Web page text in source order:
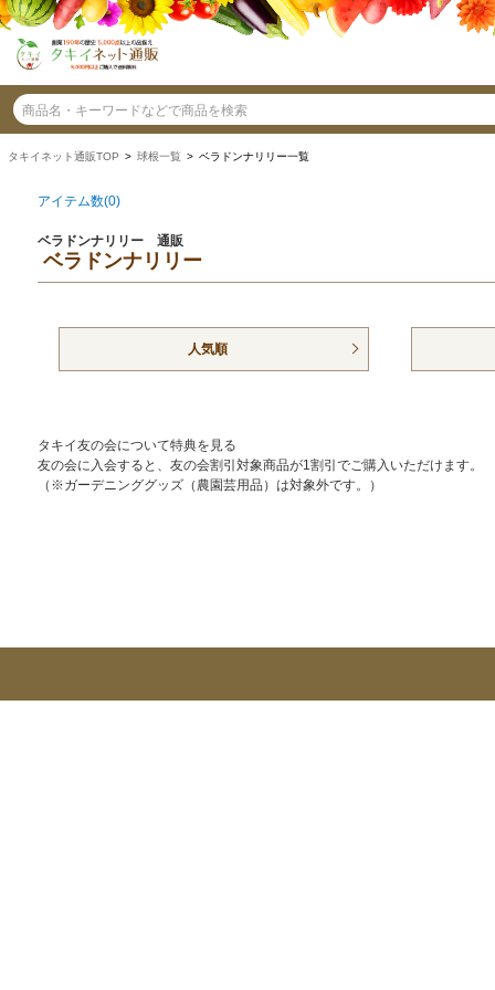
タキイネット通販TOP > 球根一覧 > ベラドンナリリー一覧
アイテム数(0)
ベラドンナリリー 通販
ベラドンナリリー
人気順
タキイ友の会について特典を見る
友の会に入会すると、友の会割引対象商品が1割引でご購入いただけます。
（※ガーデニンググッズ（農園芸用品）は対象外です。）